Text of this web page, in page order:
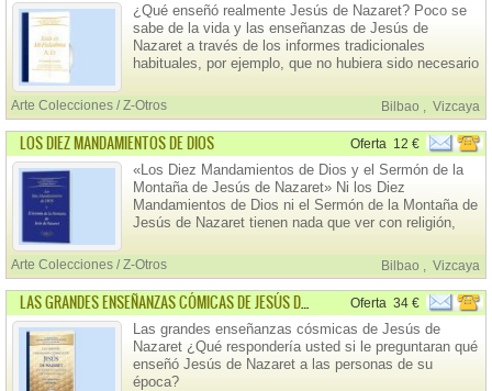
¿Qué enseñó realmente Jesús de Nazaret? Poco se
sabe de la vida y las enseñanzas de Jesús de
Nazaret a través de los informes tradicionales
habituales, por ejemplo, que no hubiera sido necesario
dogmas, ritos o cultos mundanos externos, y que no
fue un intermediario entre Dios y los seres humanos.
Arte Colecciones / Z-Otros Bilbao , Vizcaya
LOS DIEZ MANDAMIENTOS DE DIOS Oferta 12 €
«Los Diez Mandamientos de Dios y el Sermón de la
Montaña de Jesús de Nazaret» Ni los Diez
Mandamientos de Dios ni el Sermón de la Montaña de
Jesús de Nazaret tienen nada que ver con religión,
está dirigido a personas de todas las culturas, a todos
los pueblos del mundo que aspiran a valores
Arte Colecciones / Z-Otros Bilbao , Vizcaya
LAS GRANDES ENSEÑANZAS CÓMICAS DE JESÚS DE NAZARET Oferta 34 €
Las grandes enseñanzas cósmicas de Jesús de
Nazaret ¿Qué respondería usted si le preguntaran qué
enseñó Jesús de Nazaret a las personas de su
época?